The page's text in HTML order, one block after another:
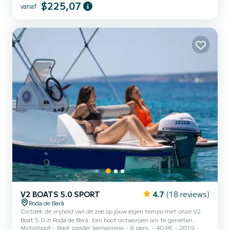
varen naar de charmante baai Canyadell, langs de iconische
vuurtoren van Torredembarra. Afstand: Ongeveer 5 nautische
totale ontspanning Aperitief aan bo...
vanaf $225,07
V2 BOATS 5.0 SPORT 4.7 (18 reviews)
Roda de Barà
Ontdek de vrijheid van de zee op jouw eigen tempo met onze V2
Boat 5.0 in Roda de Berà. Een boot ontworpen om te genieten
zonder haast: anker in baaien, ontspan in de zon of deel een
Motorboot Boot zonder bemanning 6 pers. 40 PK
2019